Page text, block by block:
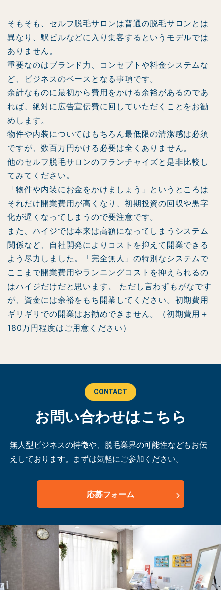
そもそも、セルフ脱毛サロンは普通の脱毛サロンとは
異なり、駅ビルなどに入り集客するというモデルでは
ありません。
重要なのはブランド力、コンセプトや料金システムな
ど、ビジネスのベースとなる事項です。
余計なものに最初から費用をかける余裕があるのであ
れば、絶対に広告宣伝費に回していただくことをお勧
めします。
物件や内装についてはもちろん最低限の清潔感は必須
ですが、数百万円かける必要は全くありません。
他のセルフ脱毛サロンのフランチャイズと是非比較し
てみてください。
「物件や内装にお金をかけましょう」というところは
それだけ開業費用が高くなり、初期投資の回収や黒字
化が遅くなってしまうので要注意です。
また、ハイジでは本来は高額になってしまうシステム
関係など、自社開発によりコストを抑えて開業できる
よう尽力しました。「完全無人」の特別なシステムで
ここまで開業費用やランニングコストを抑えられるの
はハイジだけだと思います。 ただし言わずもがなです
が、資金には余裕をもち開業してください。初期費用
ギリギリでの開業はお勧めできません。（初期費用＋
180万円程度はご用意ください）
CONTACT
お問い合わせはこちら
無人型ビジネスの特徴や、脱毛業界の可能性などもお伝
えしております。まずは気軽にご参加ください。
応募フォーム